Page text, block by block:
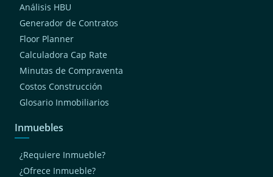
Análisis HBU
Generador de Contratos
Floor Planner
Calculadora Cap Rate
Minutas de Compraventa
Costos Construcción
Glosario Inmobiliarios
Inmuebles
¿Requiere Inmueble?
¿Ofrece Inmueble?